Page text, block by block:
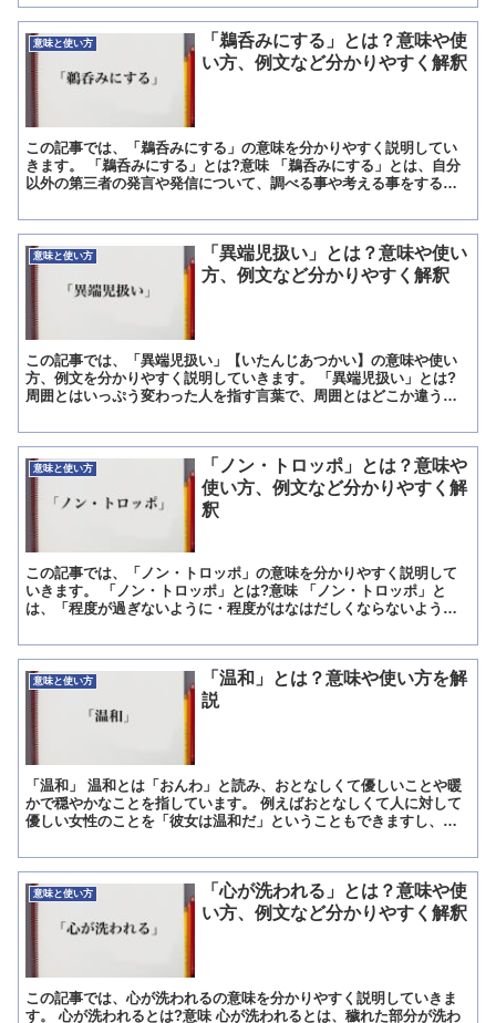
意味と使い方
「鵜呑みにする」とは？意味や使
い方、例文など分かりやすく解釈
この記事では、「鵜呑みにする」の意味を分かりやすく説明してい
きます。 「鵜呑みにする」とは?意味 「鵜呑みにする」とは、自分
以外の第三者の発言や発信について、調べる事や考える事をする事
意味と使い方
「異端児扱い」とは？意味や使い
方、例文など分かりやすく解釈
この記事では、「異端児扱い」【いたんじあつかい】の意味や使い
方、例文を分かりやすく説明していきます。 「異端児扱い」とは?
周囲とはいっぷう変わった人を指す言葉で、周囲とはどこか違う者
意味と使い方
「ノン・トロッポ」とは？意味や
使い方、例文など分かりやすく解
釈
この記事では、「ノン・トロッポ」の意味を分かりやすく説明して
いきます。 「ノン・トロッポ」とは?意味 「ノン・トロッポ」と
は、「程度が過ぎないように・程度がはなはだしくならないよう
意味と使い方
「温和」とは？意味や使い方を解
説
「温和」 温和とは「おんわ」と読み、おとなしくて優しいことや暖
かで穏やかなことを指しています。 例えばおとなしくて人に対して
優しい女性のことを「彼女は温和だ」ということもできますし、小
意味と使い方
「心が洗われる」とは？意味や使
い方、例文など分かりやすく解釈
この記事では、心が洗われるの意味を分かりやすく説明していきま
す。 心が洗われるとは?意味 心が洗われるとは、穢れた部分が洗わ